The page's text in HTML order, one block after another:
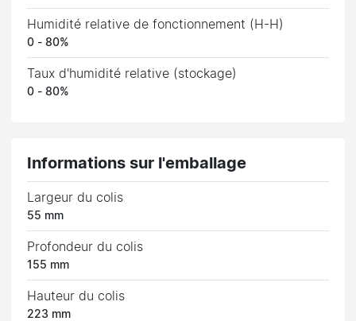
Humidité relative de fonctionnement (H-H)
0 - 80%
Taux d'humidité relative (stockage)
0 - 80%
Informations sur l'emballage
Largeur du colis
55 mm
Profondeur du colis
155 mm
Hauteur du colis
223 mm